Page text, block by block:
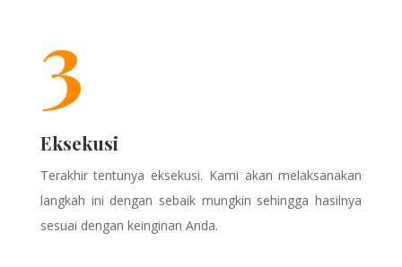
3
Eksekusi
Terakhir tentunya eksekusi. Kami akan melaksanakan
langkah ini dengan sebaik mungkin sehingga hasilnya
sesuai dengan keinginan Anda.